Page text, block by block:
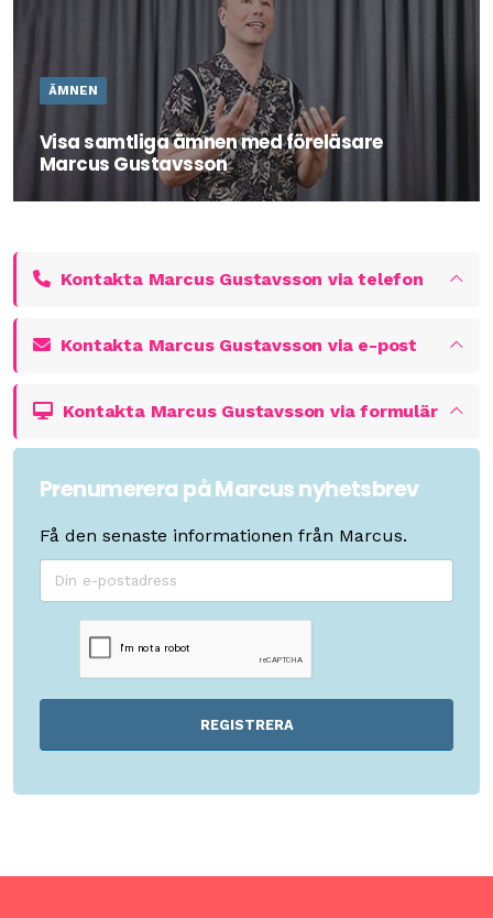
ÄMNEN
Visa samtliga ämnen med föreläsare
Marcus Gustavsson
Marcus är en erfaren och uppskattad utbildare och
Kontakta Marcus Gustavsson via telefon
Kontakta Marcus Gustavsson via e-post
Kontakta Marcus Gustavsson via formulär
Prenumerera på Marcus nyhetsbrev
Få den senaste informationen från Marcus.
REGISTRERA